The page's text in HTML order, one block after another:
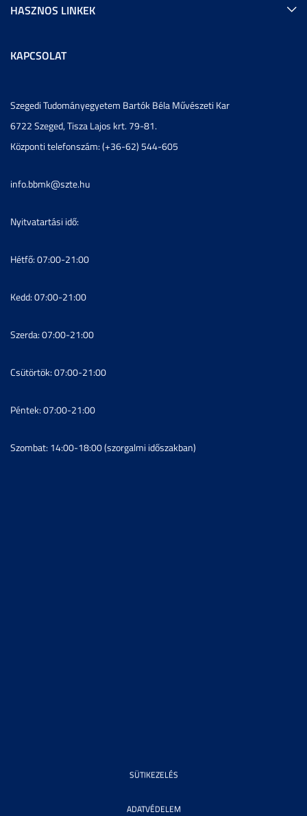
HASZNOS LINKEK
KAPCSOLAT
Szegedi Tudományegyetem Bartók Béla Művészeti Kar
6722 Szeged, Tisza Lajos krt. 79-81.
Központi telefonszám: (+36-62) 544-605
info.bbmk@szte.hu
Nyitvatartási idő:
Hétfő: 07:00-21:00
Kedd: 07:00-21:00
Szerda: 07:00-21:00
Csütörtök: 07:00-21:00
Péntek: 07:00-21:00
Szombat: 14:00-18:00 (szorgalmi időszakban)
SÜTIKEZELÉS
ADATVÉDELEM